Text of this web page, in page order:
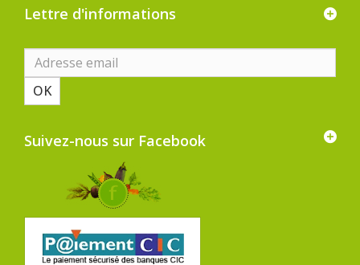
Lettre d'informations
OK
Suivez-nous sur Facebook